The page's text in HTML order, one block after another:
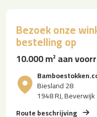
Bezoek onze
bestelling op
10.000 m² aan
Biesland 28
1948 RJ, Beverwijk
Route beschrijving